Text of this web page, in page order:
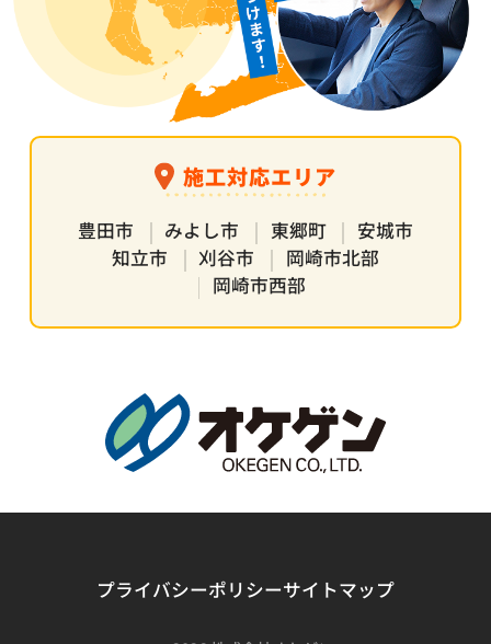
施工対応エリア
豊田市 みよし市 東郷町
安城市
知立市
刈谷市
岡崎市北部
岡崎市西部
プライバシーポリシーサイトマップ